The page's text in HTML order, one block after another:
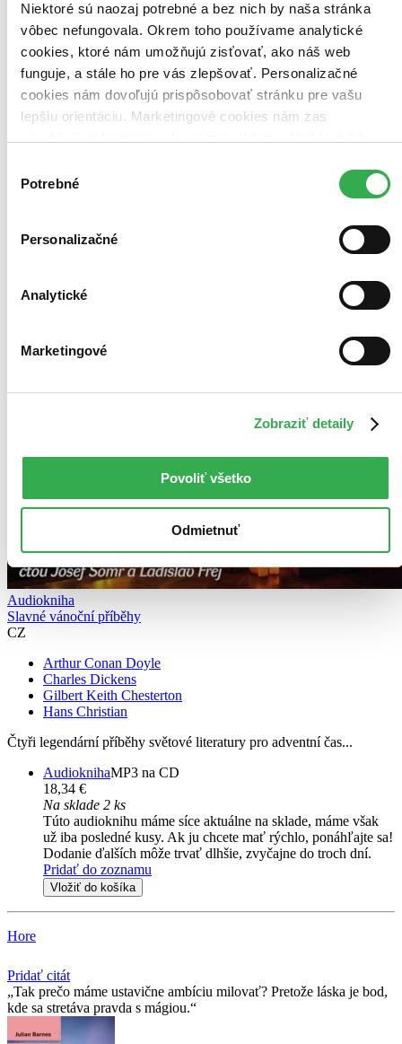
Niektoré sú naozaj potrebné a bez nich by naša stránka
vôbec nefungovala. Okrem toho používame analytické
cookies, ktoré nám umožňujú zisťovať, ako náš web
funguje, a stále ho pre vás zlepšovať. Personalizačné
cookies nám dovoľujú prispôsobovať stránku pre vašu
lepšiu orientáciu. Marketingové cookies nám zas
keby sme mohli používať všetky tieto cookies. Ďakujeme!
súhlasu
Potrebné
Personalizačné
Analytické
Marketingové
Zobraziť detaily
Povoliť všetko
Odmietnuť
Bestsellery
Top hodnotené
Novinky
Najdrahšie
Audiokniha
Slavné vánoční příběhy
CZ
Arthur Conan Doyle
Charles Dickens
Gilbert Keith Chesterton
Hans Christian
Čtyři legendární příběhy světové literatury pro adventní čas...
AudioknihaMP3 na CD
18,34 €
Na sklade 2 ks
Túto audioknihu máme síce aktuálne na sklade, máme však
už iba posledné kusy. Ak ju chcete mať rýchlo, ponáhľajte sa!
Dodanie ďalších môže trvať dlhšie, zvyčajne do troch dní.
Pridať do zoznamu
Vložiť do košíka
Hore
Pridať citát
Tak prečo máme ustavične ambíciu milovať? Pretože láska je bod,
kde sa stretáva pravda s mágiou.